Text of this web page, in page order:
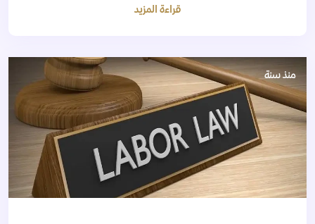
قراءة المزيد
منذ سنة